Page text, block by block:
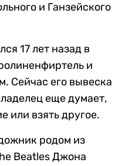
и Ганзейского
17 лет назад в
и
Сейчас его вывеска
еще думает,
или взять другое.
родом из
Beatles Джона